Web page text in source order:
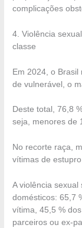
complicações
4. Violência
classe
Em 2024, o
de vulnerável, o
Deste total, 76,8
seja, menores de
No recorte raça,
vítimas de
A violência
domésticos: 65,7
vítima, 45,5 %
parceiros ou ex-